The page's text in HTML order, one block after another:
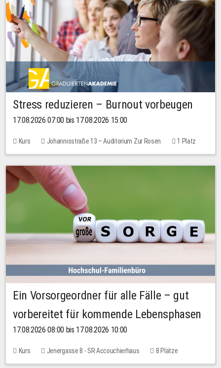
Stress reduzieren – Burnout vorbeugen
17.08.2026 07:00 bis 17.08.2026 15:00
Kurs Johannisstraße 13 – Auditorium Zur Rosen
1 Platz
10,00 EUR
Ein Vorsorgeordner für alle Fälle – gut
vorbereitet für kommende Lebensphasen
17.08.2026 08:00 bis 17.08.2026 10:00
Kurs Jenergasse 8 - SR Accouchierhaus 8 Plätze